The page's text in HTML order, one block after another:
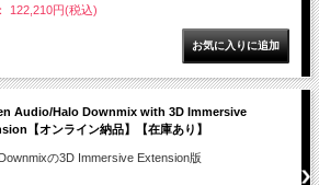
122,210円(税込)
Audio/Halo Downmix with 3D Immersive
【オンライン納品】【在庫あり】
の3D Immersive Extension版